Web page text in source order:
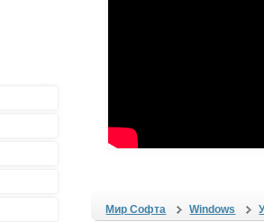
Мир Софта Windows